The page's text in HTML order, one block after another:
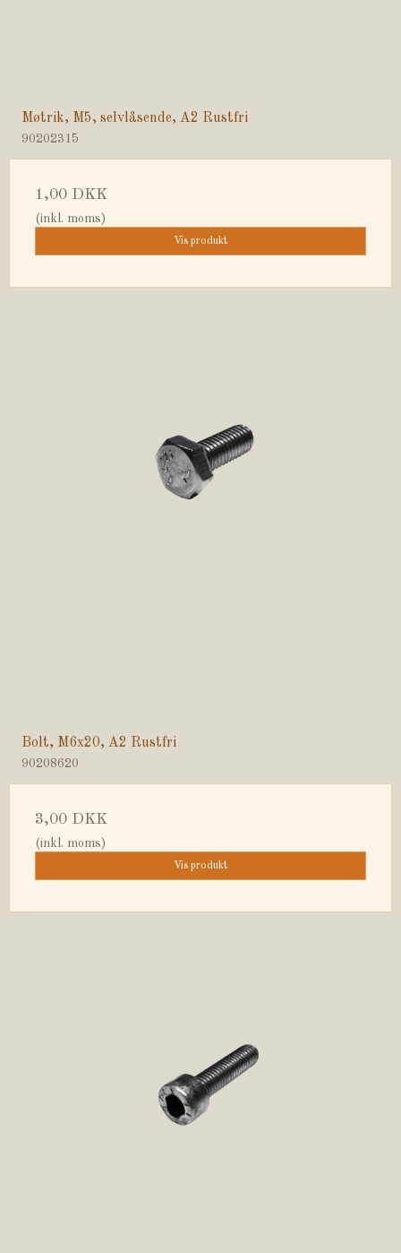
Møtrik, M5, selvlåsende, A2 Rustfri
90202315
1,00 DKK
(inkl. moms)
Vis produkt
Bolt, M6x20, A2 Rustfri
90208620
3,00 DKK
(inkl. moms)
Vis produkt